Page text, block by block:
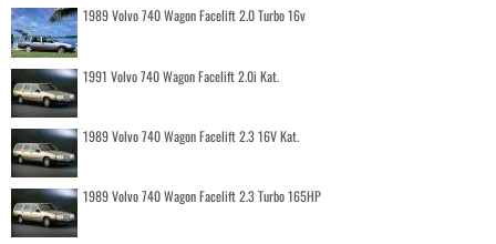
1989 Volvo 740 Wagon Facelift 2.0 Turbo 16v
1991 Volvo 740 Wagon Facelift 2.0i Kat.
1989 Volvo 740 Wagon Facelift 2.3 16V Kat.
1989 Volvo 740 Wagon Facelift 2.3 Turbo 165HP